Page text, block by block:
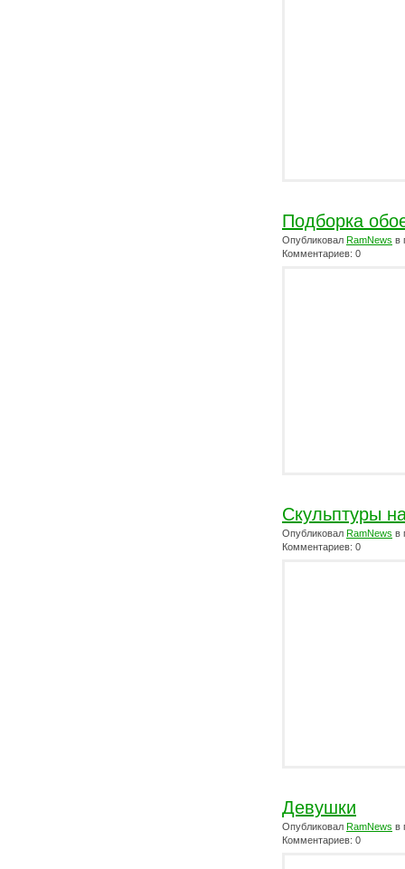
Подборка
Опубликовал RamNews в
Комментариев: 0
Скульптуры
Опубликовал RamNews в
Комментариев: 0
Девушки
Опубликовал RamNews в
Комментариев: 0